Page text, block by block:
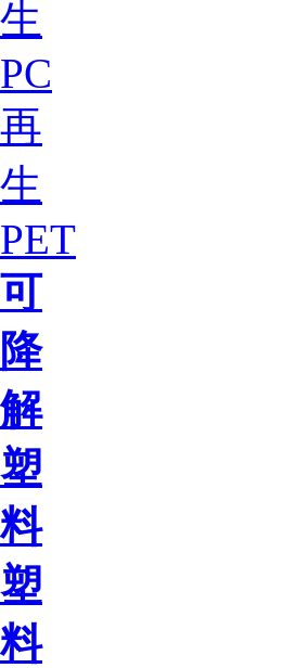
生
PC
再
生
PET
可
降
解
塑
料
塑
料